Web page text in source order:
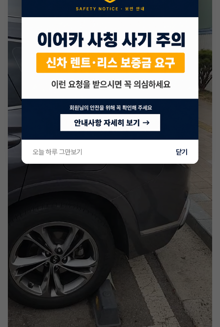
오늘 하루 그만보기 닫기